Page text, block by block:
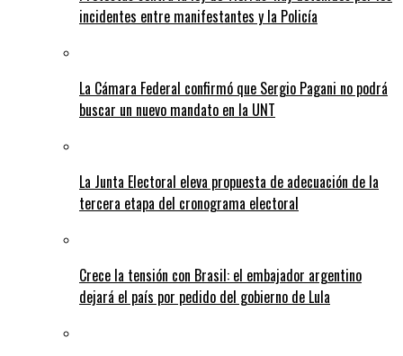
incidentes entre manifestantes y la Policía
La Cámara Federal confirmó que Sergio Pagani no podrá
buscar un nuevo mandato en la UNT
La Junta Electoral eleva propuesta de adecuación de la
tercera etapa del cronograma electoral
Crece la tensión con Brasil: el embajador argentino
dejará el país por pedido del gobierno de Lula